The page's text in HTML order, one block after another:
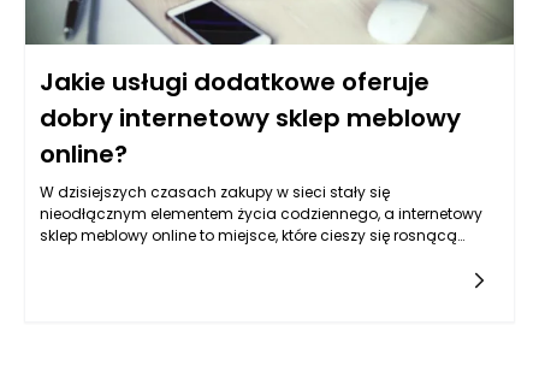
Jakie usługi dodatkowe oferuje
dobry internetowy sklep meblowy
online?
W dzisiejszych czasach zakupy w sieci stały się
nieodłącznym elementem życia codziennego, a internetowy
sklep meblowy online to miejsce, które cieszy się rosnącą